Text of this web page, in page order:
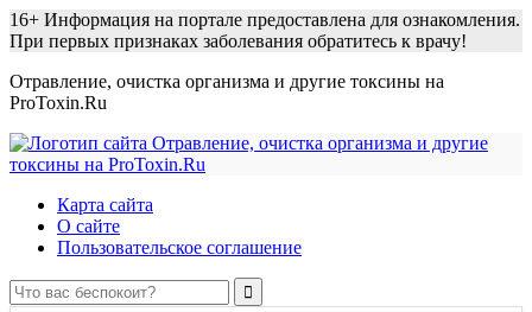
16+ Информация на портале предоставлена для ознакомления.
При первых признаках заболевания обратитесь к врачу!
Отравление, очистка организма и другие токсины на
ProToxin.Ru
Карта сайта
О сайте
Пользовательское соглашение